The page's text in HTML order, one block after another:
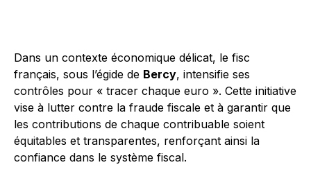
Dans un contexte économique délicat, le fisc
français, sous l’égide de Bercy, intensifie ses
contrôles pour « tracer chaque euro ». Cette initiative
vise à lutter contre la fraude fiscale et à garantir que
les contributions de chaque contribuable soient
équitables et transparentes, renforçant ainsi la
confiance dans le système fiscal.